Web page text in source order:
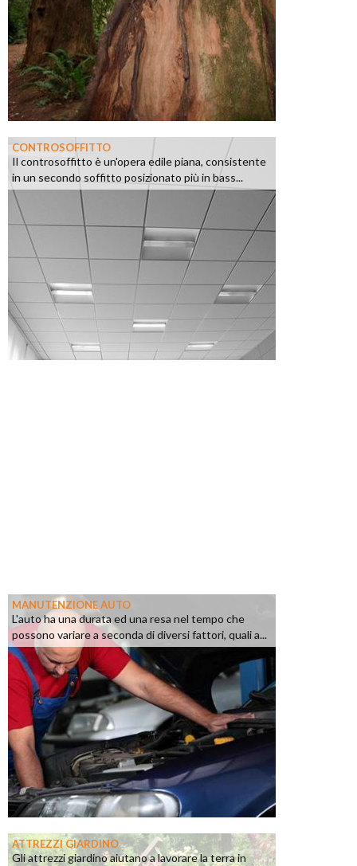
CONTROSOFFITTO
Il controsoffitto è un'opera edile piana, consistente
in un secondo soffitto posizionato più in bass...
MANUTENZIONE AUTO
L'auto ha una durata ed una resa nel tempo che
possono variare a seconda di diversi fattori, quali a...
ATTREZZI GIARDINO
Gli attrezzi giardino aiutano a lavorare la terra in